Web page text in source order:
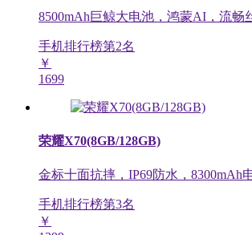
8500mAh巨鲸大电池，鸿蒙AI，流畅
手机排行榜第2名
￥
1699
荣耀X70(8GB/128GB)
金标十面抗摔，IP69防水，8300mAh
手机排行榜第3名
￥